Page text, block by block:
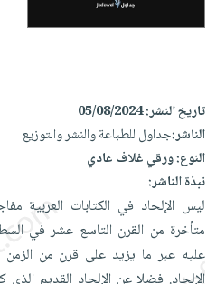
Englishطرحها
على
Android
تحميل
iKitab
على
Apple
على
Apple
العناية
الشخصية
العناية
وتصفيف
الشعر
العناية
بالجسم
والسفرة
جديد
الكل
أواني
الطهي
أدوات
متجر
الهدايا
أقسام
تاريخ النشر:05/08/2024
الناشر:جداول للطباعة والنشر والتوزيع
النوع:ورقي غلاف عادي
نبذة الناشر:
ليس الإلحاد في الكتابات العربية
متأخرة من القرن التاسع عشر في
عليه عبر ما يزيد على قرن من